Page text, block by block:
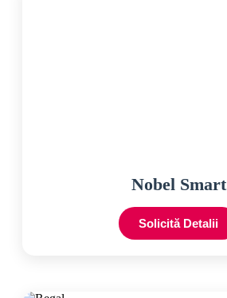
Nobel Smart
Solicită Detalii